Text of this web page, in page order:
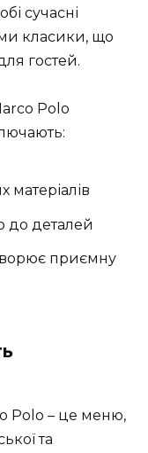
сучасні
класики, що
гостей.
матеріалів
до деталей
приємну
Polo – це меню,
та